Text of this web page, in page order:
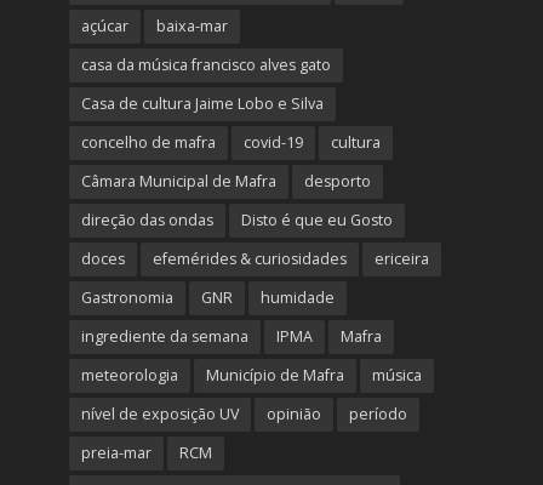
açúcar
baixa-mar
casa da música francisco alves gato
Casa de cultura Jaime Lobo e Silva
concelho de mafra
covid-19
cultura
Câmara Municipal de Mafra
desporto
direção das ondas
Disto é que eu Gosto
doces
efemérides & curiosidades
ericeira
Gastronomia
GNR
humidade
ingrediente da semana
IPMA
Mafra
meteorologia
Município de Mafra
música
nível de exposição UV
opinião
período
preia-mar
RCM